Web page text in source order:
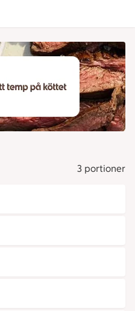
3 portioner